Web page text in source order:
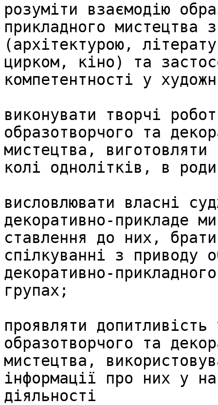
розуміти взаємодію
прикладного мистецтва
(архітектурою,
цирком, кіно) та
компетентності у
виконувати творчі
образотворчого та
мистецтва,
колі однолітків, в
висловлювати власні
декоративно-прикладе
ставлення до них,
спілкуванні з приводу
декоративно-
групах;
проявляти
образотворчого та
мистецтва,
інформації про них у
діяльності